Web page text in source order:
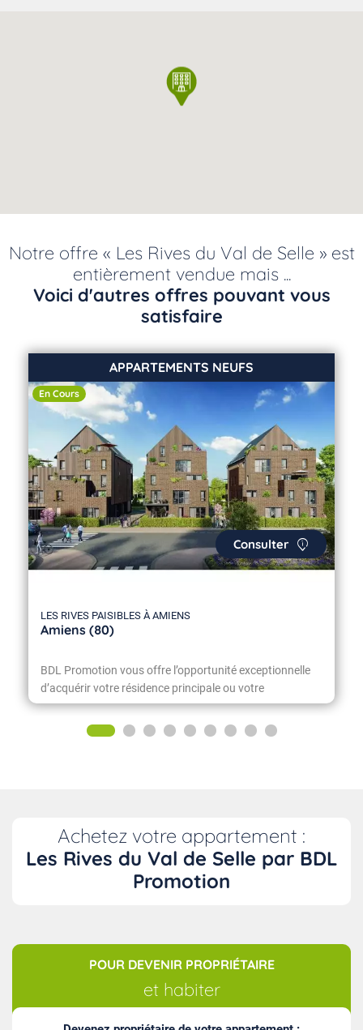
Notre offre « Les Rives du Val de Selle » est
entièrement vendue mais ...
Voici d'autres offres pouvant vous
satisfaire
Consulter
APPARTEMENTS NEUFS
En Cours
LES RIVES PAISIBLES À AMIENS
Amiens (80)
BDL Promotion vous offre l’opportunité exceptionnelle
d’acquérir votre résidence principale ou votre
investissement locatif en hyper centre d’Amiens, au
cœur des Hortillonnages. Située dans un cadre
Achetez votre appartement :
Les Rives du Val de Selle par BDL
Promotion
POUR DEVENIR PROPRIÉTAIRE
et habiter